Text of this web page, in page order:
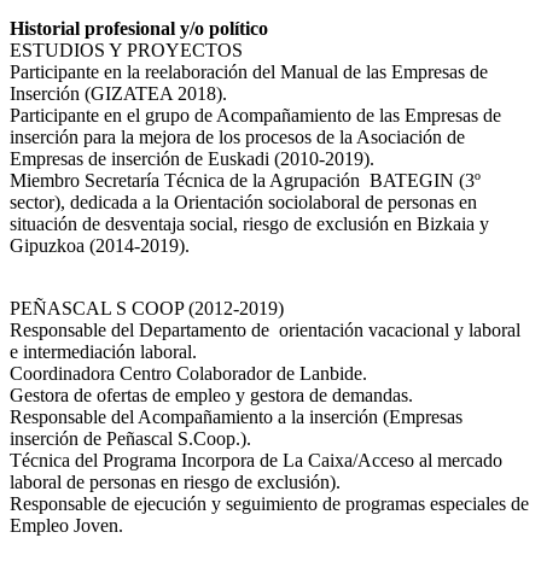
Historial profesional y/o político
ESTUDIOS Y PROYECTOS
Participante en la reelaboración del Manual de las Empresas de
Inserción (GIZATEA 2018).
Participante en el grupo de Acompañamiento de las Empresas de
inserción para la mejora de los procesos de la Asociación de
Empresas de inserción de Euskadi (2010-2019).
Miembro Secretaría Técnica de la Agrupación BATEGIN (3º
sector), dedicada a la Orientación sociolaboral de personas en
situación de desventaja social, riesgo de exclusión en Bizkaia y
Gipuzkoa (2014-2019).
PEÑASCAL S COOP (2012-2019)
Responsable del Departamento de orientación vacacional y laboral
e intermediación laboral.
Coordinadora Centro Colaborador de Lanbide.
Gestora de ofertas de empleo y gestora de demandas.
Responsable del Acompañamiento a la inserción (Empresas
inserción de Peñascal S.Coop.).
Técnica del Programa Incorpora de La Caixa/Acceso al mercado
laboral de personas en riesgo de exclusión).
Responsable de ejecución y seguimiento de programas especiales de
Empleo Joven.